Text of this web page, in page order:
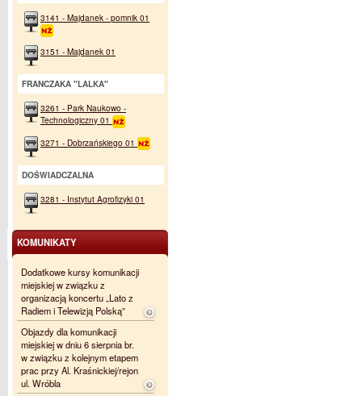
3141 - Majdanek - pomnik 01
3151 - Majdanek 01
FRANCZAKA "LALKA"
3261 - Park Naukowo -
Technologiczny 01
3271 - Dobrzańskiego 01
DOŚWIADCZALNA
3281 - Instytut Agrofizyki 01
KOMUNIKATY
Dodatkowe kursy komunikacji
miejskiej w związku z
organizacją koncertu „Lato z
Radiem i Telewizją Polską”
Objazdy dla komunikacji
miejskiej w dniu 6 sierpnia br.
w związku z kolejnym etapem
prac przy Al. Kraśnickiej/rejon
ul. Wróbla